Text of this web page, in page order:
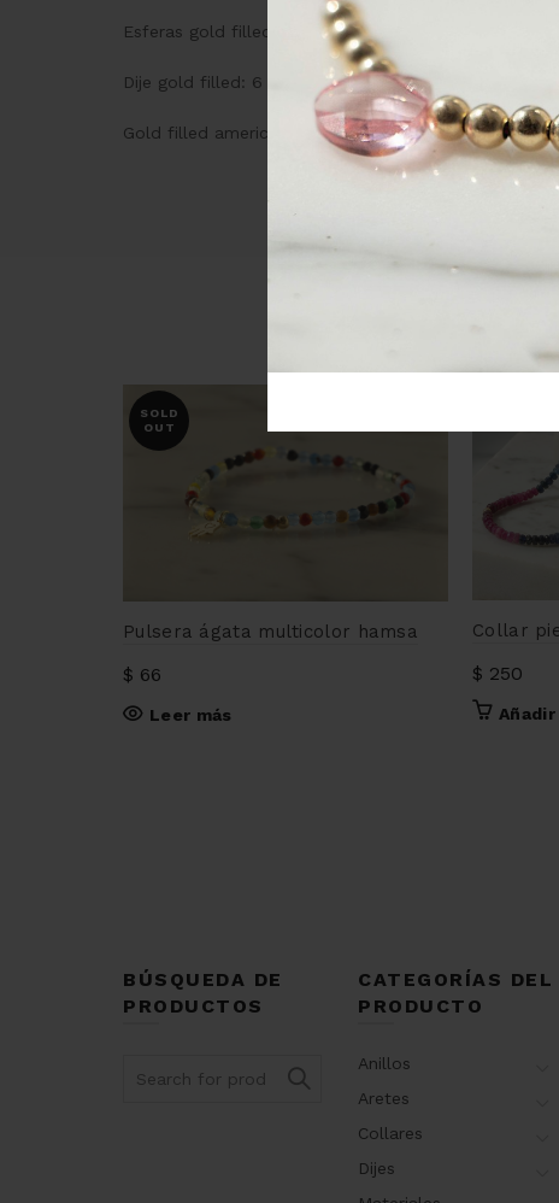
Esferas gold filled: 4 mm
Dije gold filled: 6 mm
Gold filled americano: Base metal (bronce) con
SOLD
OUT
Pulsera ágata multicolor hamsa
$ 66
Leer más
Collar
$ 250
BÚSQUEDA DE
PRODUCTOS
CATEGORÍAS DEL
PRODUCTO
Anillos
Aretes
Collares
Dijes